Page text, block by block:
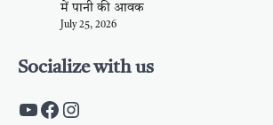
में पानी की आवक
July 25, 2026
Socialize with us
https://
https://
Instagram